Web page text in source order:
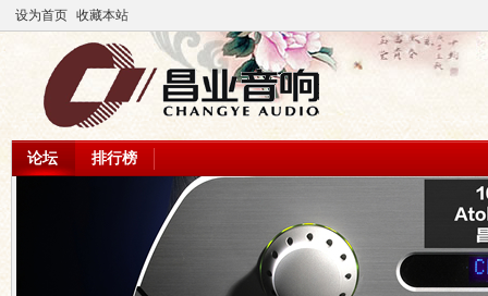
设为首页 收藏本站
论坛 排行榜